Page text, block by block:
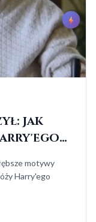
Jak
motywy
Harry'ego